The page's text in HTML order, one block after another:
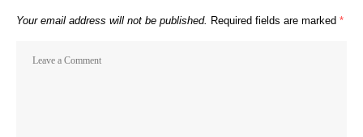
Your email address will not be published. Required fields are marked *